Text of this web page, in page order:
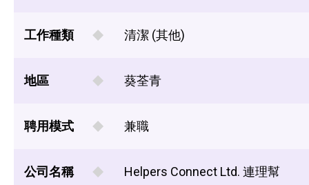
工作種類 清潔 (其他)
地區 葵荃青
聘用模式 兼職
公司名稱 Helpers Connect Ltd. 連理幫